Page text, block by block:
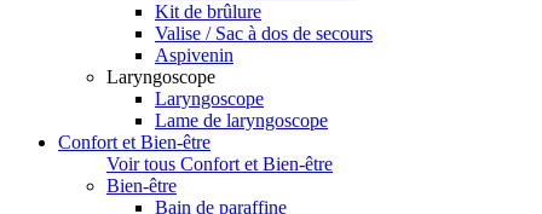
Kit de brûlure
Valise / Sac à dos de secours
Aspivenin
Laryngoscope
Laryngoscope
Lame de laryngoscope
Confort et Bien-être
Voir tous Confort et Bien-être
Bien-être
Bain de paraffine